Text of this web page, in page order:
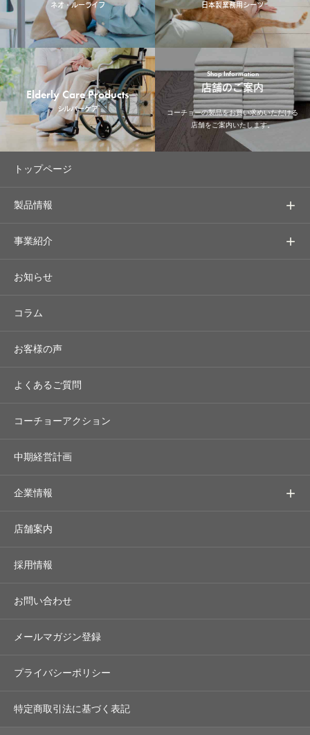
ネオ・ルーライフ 日本製業務用シーツ
Elderly Care Products
シルバーケア
Shop Information
店舗のご案内
コーチョーの製品をお買い求めいただける
店舗をご案内いたします。
トップページ
製品情報
事業紹介
お知らせ
コラム
お客様の声
よくあるご質問
コーチョーアクション
中期経営計画
企業情報
店舗案内
採用情報
お問い合わせ
メールマガジン登録
プライバシーポリシー
特定商取引法に基づく表記